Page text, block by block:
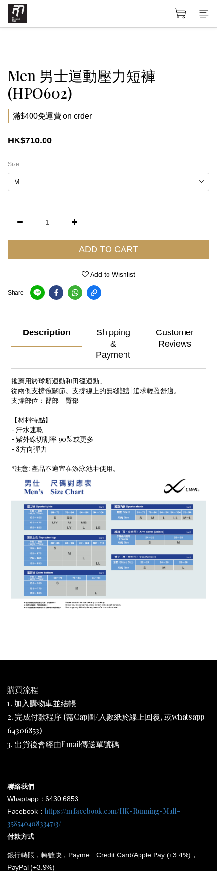
Men 男士運動壓力短褲
(HPO602)
滿$400免運費 on order
HK$710.00
Size
ADD TO CART
Add to Wishlist
Share
Description
Shipping
&
Payment
Customer
Reviews
推薦用於球類運動和田徑運動。
從兩側支撐髖關節。支撐線上的無縫設計追求輕盈舒適。
支撐部位：臀部，臀部
【材料特點】
- 汗水速乾
- 紫外線切割率 90% 或更多
- 8方向彈力
*注意: 產品不適宜在游泳池中使用。
購買流程
1. 加入購物車並結帳
2. 完成付款程序 (需Cap圖/入數紙於線上回覆, 或whatsapp
64306853)
3. 出貨後會經由Email傳送單號碼
聯絡我們
Whaptapp：6430 6853
Facebook： https://m.facebook.com/HK-Running-Mall-
358540408334713/
付款方式
銀行轉賬，轉數快，Payme，Credit Card/Apple Pay (+3.4%)，
PayPal (+3.9%)